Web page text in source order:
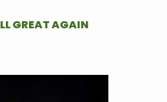
GREAT AGAIN